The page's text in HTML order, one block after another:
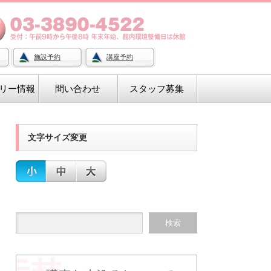
施設予約 講座予約
ー情報 問い合わせ スタッフ募集
文字サイズ変更